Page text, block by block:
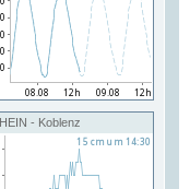
- Koblenz